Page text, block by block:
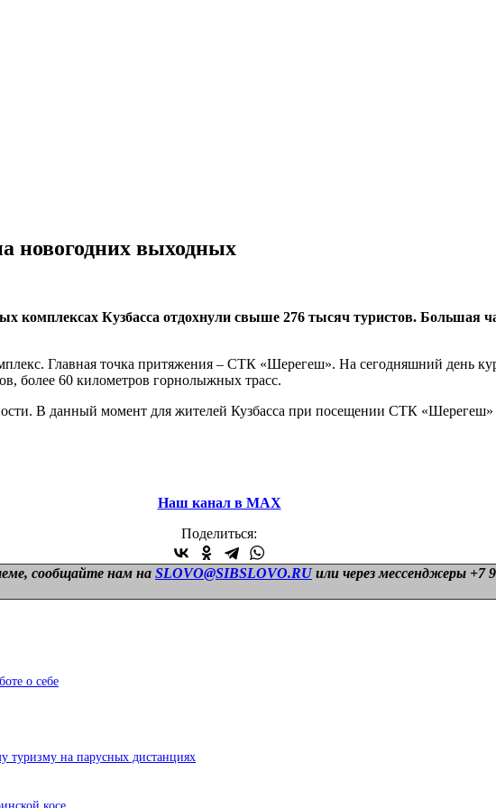
новогодних выходных
комплексах Кузбасса отдохнули свыше 276 тысяч туристов. Большая
Главная точка притяжения – СТК «Шерегеш». На сегодняшний день
более 60 километров горнолыжных трасс.
В данный момент для жителей Кузбасса при посещении СТК
Наш канал в МАХ
Поделиться:
сообщайте нам на SLOVO@SIBSLOVO.RU или через мессенджеры +7
о себе
туризму на парусных дистанциях